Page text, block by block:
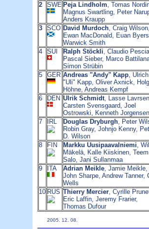
2
SWE Peja Lindholm , Tomas
Magnus Swartling, Peter
Anders Kraupp
3
SCO David Murdoch, Craig
Ewan MacDonald, Euan
Warwick Smith
4
SUI Ralph Stöckli , Claudio
Pascal Sieber, Marco
Simon Strübin
5
GER Andreas "Andy" Kapp, Ulrich
"Uli" Kapp, Oliver Axnick,
Höhne, Andreas Kempf
6
DEN Ulrik Schmidt, Lasse
Carsten Svensgaard, Joel
Ostrowski, Kenneth Jorgensen
7
IRL Douglas Dryburgh, Peter
Robin Gray, Johnjo Kenny,
D. Wilson
8
FIN Markku Uusipaavalniemi ,
Mäkelä, Kalle Kiiskinen,
Salo, Jani Sullanmaa
9
ITA Adrian Meikle, Jamie Meikle,
John Sharpe, Andrew Tanner,
Wells
10 RUS Thierry Mercier, Cyrille
Eric Laffin, Jeremy Frarier,
Thomas Dufour
2005. 12. 08.